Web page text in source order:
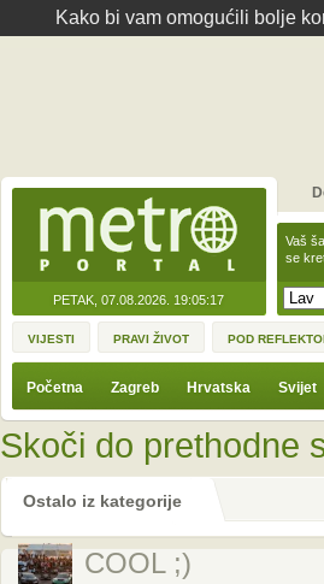
Kako bi vam omogućili bolje
PETAK, 07.08.2026. 19:05:17
Vaš
se
VIJESTI PRAVI ŽIVOT POD
Početna Zagreb Hrvatska Svijet
Skoči do prethodne
Ostalo iz kategorije
COOL ;)